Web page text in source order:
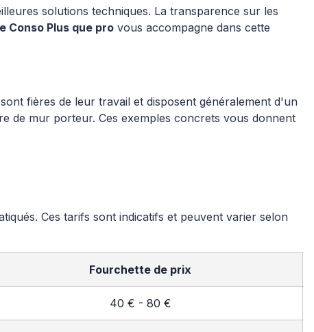
solutions techniques. La transparence sur les
Conso Plus que pro vous accompagne dans cette
fières de leur travail et disposent généralement d'un
de mur porteur. Ces exemples concrets vous donnent
Ces tarifs sont indicatifs et peuvent varier selon
Fourchette de prix
40 € - 80 €